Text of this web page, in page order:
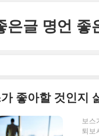
은글 명언 좋
보스
퇴보